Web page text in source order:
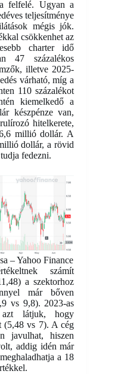
felfelé. Ugyan a
teljesítménye
mégis jók.
csökkenhet az
charter idő
47 százalékos
illetve 2025-
várható, míg a
110 százalékot
kiemelkedő a
készpénze van,
hitelkerete,
millió dollár. A
dollár, a rövid
fedezni.
– Yahoo Finance
számít
a szektorhoz
már bőven
vs 9,8). 2023-as
azt látjuk, hogy
(5,48 vs 7). A cég
javulhat, hiszen
addig idén már
a 18